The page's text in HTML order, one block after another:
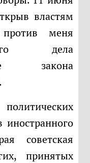
властям
меня
дела
закона
иностранного
советская
принятых